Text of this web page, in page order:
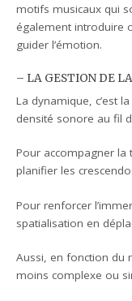
motifs musicaux qui
également introduire
guider l’émotion.
– LA GESTION DE
La dynamique, c’est
densité sonore au fil
Pour accompagner
planifier les
Pour renforcer
spatialisation en
Aussi, en fonction du
moins complexe ou